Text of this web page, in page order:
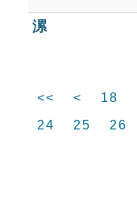
漯
<< < 18
24
25 26